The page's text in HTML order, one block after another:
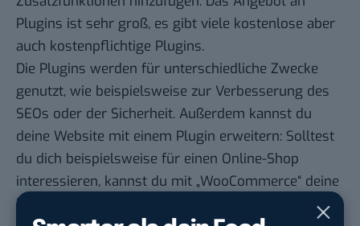
Plugins ist sehr groß, es gibt viele kostenlose aber
auch kostenpflichtige Plugins.
Die Plugins werden für unterschiedliche Zwecke
genutzt, wie beispielsweise zur Verbesserung des
SEOs oder der Sicherheit. Außerdem kannst du
deine Website mit einem Plugin erweitern: Solltest
du dich beispielsweise für einen Online-Shop
interessieren, kannst du mit „WooCommerce“ deine
Bestellungen und Produkte direkt auf der Website